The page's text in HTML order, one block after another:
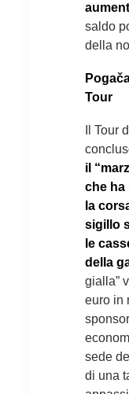
saldo
della
Tour
Il Tour
il
che ha
la
sigillo
le
della
gialla”
euro in
sede
di una